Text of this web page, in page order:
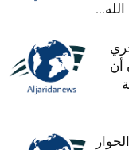
أن